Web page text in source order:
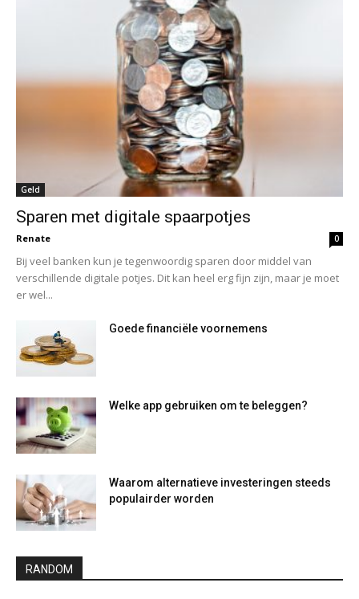
Geld
Sparen met digitale spaarpotjes
Renate 0
Bij veel banken kun je tegenwoordig sparen door middel van
verschillende digitale potjes. Dit kan heel erg fijn zijn, maar je moet
er wel...
Goede financiële voornemens
Welke app gebruiken om te beleggen?
Waarom alternatieve investeringen steeds
populairder worden
RANDOM